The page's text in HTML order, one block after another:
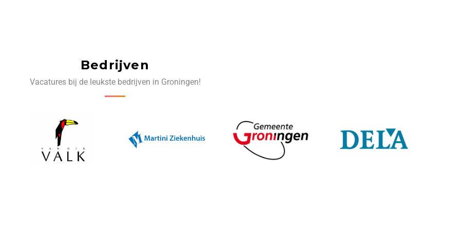
Bedrijven
Vacatures bij de leukste bedrijven in Groningen!